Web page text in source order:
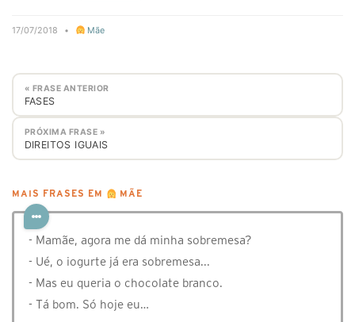
17/07/2018 • Mãe
« FRASE ANTERIOR
FASES
PRÓXIMA FRASE »
DIREITOS IGUAIS
MAIS FRASES EM MÃE
- Mamãe, agora me dá minha sobremesa?
- Ué, o iogurte já era sobremesa...
- Mas eu queria o chocolate branco.
- Tá bom. Só hoje eu…